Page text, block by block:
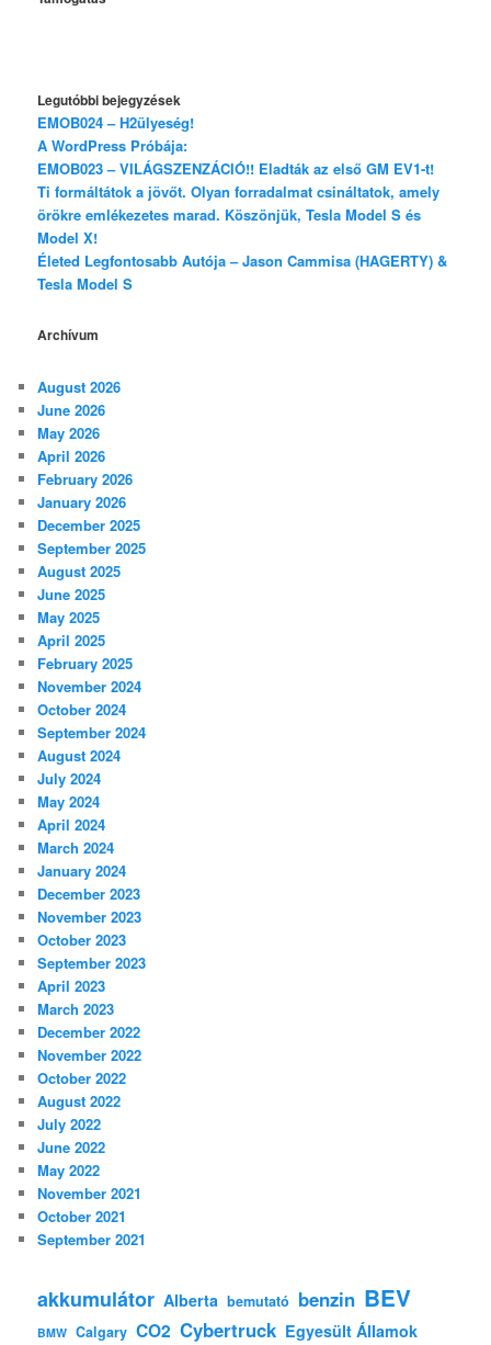
Legutóbbi bejegyzések
EMOB024 – H2ülyeség!
A WordPress Próbája:
EMOB023 – VILÁGSZENZÁCIÓ!! Eladták az első GM EV1-t!
Ti formáltátok a jövőt. Olyan forradalmat csináltatok, amely
örökre emlékezetes marad. Köszönjük, Tesla Model S és
Model X!
Életed Legfontosabb Autója – Jason Cammisa (HAGERTY) &
Tesla Model S
Archívum
August 2026
June 2026
May 2026
April 2026
February 2026
January 2026
December 2025
September 2025
August 2025
June 2025
May 2025
April 2025
February 2025
November 2024
October 2024
September 2024
August 2024
July 2024
May 2024
April 2024
March 2024
January 2024
December 2023
November 2023
October 2023
September 2023
April 2023
March 2023
December 2022
November 2022
October 2022
August 2022
July 2022
June 2022
May 2022
November 2021
October 2021
September 2021
akkumulátor Alberta bemutató benzin BEV
BMW Calgary CO2 Cybertruck Egyesült Államok